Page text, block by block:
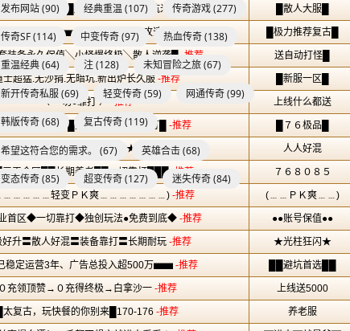
发布网站(90) 经典重温 (107) 传奇游戏(277)
传奇SF(114) 中变传奇(97) 热血传奇(138)
重温经典(64) 注(128) 未知冒险之旅(67)
新开传奇私服(69) 轻变传奇(59) 网通传奇(99)
韩版传奇(68) 复古传奇(119)
希望这符合您的需求。 (67) 英雄合击(68)
变态传奇(85) 超变传奇(127) 迷失传奇(84)